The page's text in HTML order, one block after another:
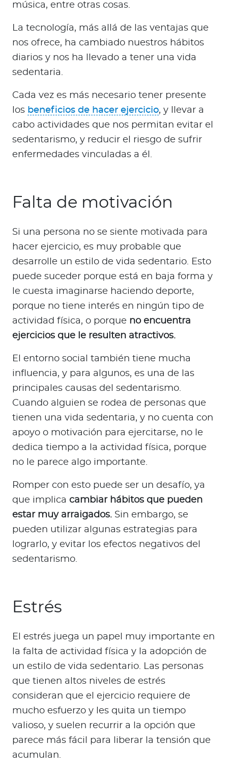
música, entre otras cosas.
La tecnología, más allá de las ventajas que
nos ofrece, ha cambiado nuestros hábitos
diarios y nos ha llevado a tener una vida
sedentaria.
Cada vez es más necesario tener presente
los beneficios de hacer ejercicio, y llevar a
cabo actividades que nos permitan evitar el
sedentarismo, y reducir el riesgo de sufrir
enfermedades vinculadas a él.
Falta de motivación
Si una persona no se siente motivada para
hacer ejercicio, es muy probable que
desarrolle un estilo de vida sedentario. Esto
puede suceder porque está en baja forma y
le cuesta imaginarse haciendo deporte,
porque no tiene interés en ningún tipo de
actividad física, o porque no encuentra
ejercicios que le resulten atractivos.
El entorno social también tiene mucha
influencia, y para algunos, es una de las
principales causas del sedentarismo.
Cuando alguien se rodea de personas que
tienen una vida sedentaria, y no cuenta con
apoyo o motivación para ejercitarse, no le
dedica tiempo a la actividad física, porque
no le parece algo importante.
Romper con esto puede ser un desafío, ya
que implica cambiar hábitos que pueden
estar muy arraigados. Sin embargo, se
pueden utilizar algunas estrategias para
lograrlo, y evitar los efectos negativos del
sedentarismo.
Estrés
El estrés juega un papel muy importante en
la falta de actividad física y la adopción de
un estilo de vida sedentario. Las personas
que tienen altos niveles de estrés
consideran que el ejercicio requiere de
mucho esfuerzo y les quita un tiempo
valioso, y suelen recurrir a la opción que
parece más fácil para liberar la tensión que
acumulan.